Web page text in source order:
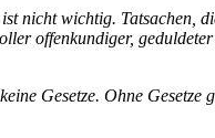
nicht wichtig. Tatsachen,
offenkundiger,
Gesetze. Ohne